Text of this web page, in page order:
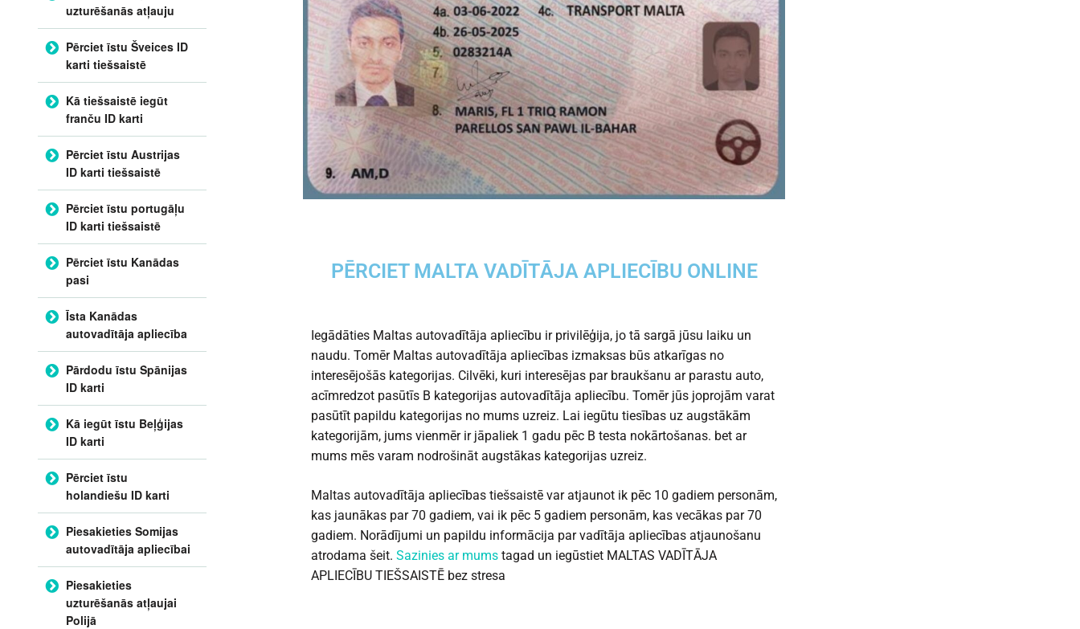
PĒRCIET MALTA VADĪTĀJA APLIECĪBU ONLINE
Iegādāties Maltas autovadītāja apliecību ir privilēģija, jo tā sargā jūsu laiku un
naudu. Tomēr Maltas autovadītāja apliecības izmaksas būs atkarīgas no
interesējošās kategorijas. Cilvēki, kuri interesējas par braukšanu ar parastu auto,
acīmredzot pasūtīs B kategorijas autovadītāja apliecību. Tomēr jūs joprojām varat
pasūtīt papildu kategorijas no mums uzreiz. Lai iegūtu tiesības uz augstākām
kategorijām, jums vienmēr ir jāpaliek 1 gadu pēc B testa nokārtošanas. bet ar
mums mēs varam nodrošināt augstākas kategorijas uzreiz.
Maltas autovadītāja apliecības tiešsaistē var atjaunot ik pēc 10 gadiem personām,
kas jaunākas par 70 gadiem, vai ik pēc 5 gadiem personām, kas vecākas par 70
gadiem. Norādījumi un papildu informācija par vadītāja apliecības atjaunošanu
atrodama šeit. Sazinies ar mums tagad un iegūstiet MALTAS VADĪTĀJA
APLIECĪBU TIEŠSAISTĒ bez stresa
uzturēšanās atļauju
Pērciet īstu Šveices ID
karti tiešsaistē
Kā tiešsaistē iegūt
franču ID karti
Pērciet īstu Austrijas
ID karti tiešsaistē
Pērciet īstu portugāļu
ID karti tiešsaistē
Pērciet īstu Kanādas
pasi
Īsta Kanādas
autovadītāja apliecība
Pārdodu īstu Spānijas
ID karti
Kā iegūt īstu Beļģijas
ID karti
Pērciet īstu
holandiešu ID karti
Piesakieties Somijas
autovadītāja apliecībai
Piesakieties
uzturēšanās atļaujai
Polijā